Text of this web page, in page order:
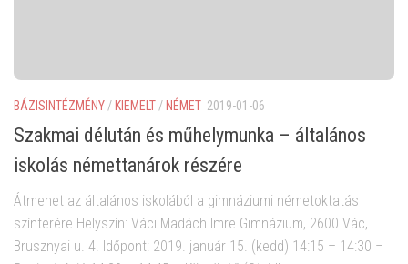
BÁZISINTÉZMÉNY / KIEMELT / NÉMET 2019-01-06
Szakmai délután és műhelymunka – általános
iskolás némettanárok részére
Átmenet az általános iskolából a gimnáziumi németoktatás
színterére Helyszín: Váci Madách Imre Gimnázium, 2600 Vác,
Brusznyai u. 4. Időpont: 2019. január 15. (kedd) 14:15 – 14:30 –